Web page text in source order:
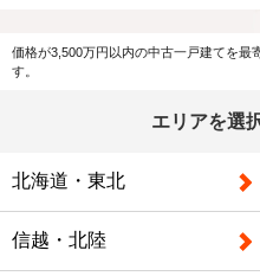
価格が3,500万円以内の中古一戸建てを最
す。
エリアを選
北海道・東北
信越・北陸